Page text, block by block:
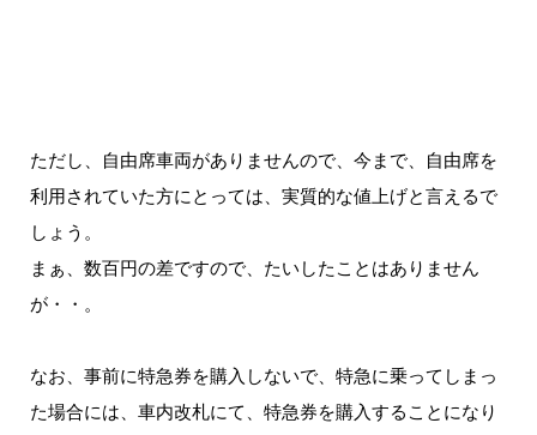
ただし、自由席車両がありませんので、今まで、自由席を
利用されていた方にとっては、実質的な値上げと言えるで
しょう。
まぁ、数百円の差ですので、たいしたことはありません
が・・。
なお、事前に特急券を購入しないで、特急に乗ってしまっ
た場合には、車内改札にて、特急券を購入することになり